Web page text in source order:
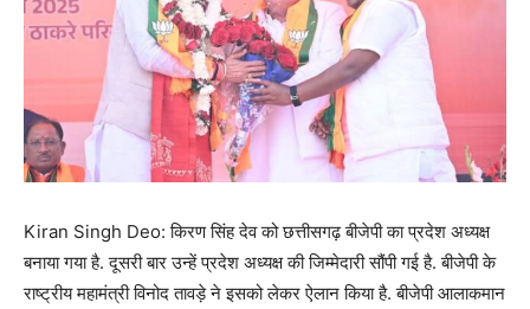
Kiran Singh Deo: किरण सिंह देव को छत्तीसगढ़ बीजेपी का प्रदेश अध्यक्ष
बनाया गया है. दूसरी बार उन्हें प्रदेश अध्यक्ष की जिम्मेदारी सौंपी गई है. बीजेपी के
राष्ट्रीय महामंत्री विनोद तावड़े ने इसको लेकर ऐलान किया है. बीजेपी आलाकमान